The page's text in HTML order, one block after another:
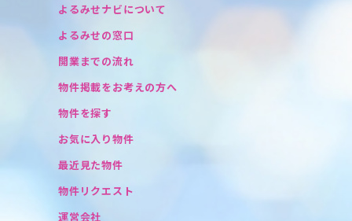
よるみせナビについて
よるみせの窓口
開業までの流れ
物件掲載をお考えの方へ
物件を探す
お気に入り物件
最近見た物件
物件リクエスト
運営会社